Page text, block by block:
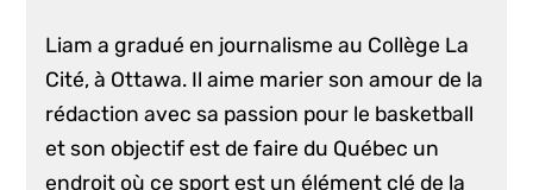
Liam a gradué en journalisme au Collège La
Cité, à Ottawa. Il aime marier son amour de la
rédaction avec sa passion pour le basketball
et son objectif est de faire du Québec un
endroit où ce sport est un élément clé de la